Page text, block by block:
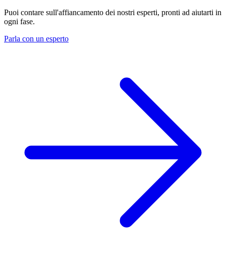
Puoi contare sull'affiancamento dei nostri esperti, pronti ad aiutarti in
ogni fase.
Parla con un esperto